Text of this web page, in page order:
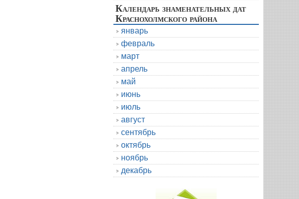
Календарь знаменательных дат
Краснохолмского района
январь
февраль
март
апрель
май
июнь
июль
август
сентябрь
октябрь
ноябрь
декабрь